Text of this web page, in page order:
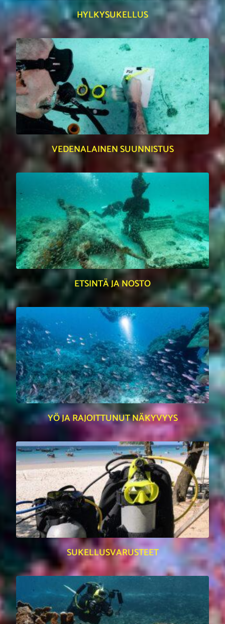
HYLKYSUKELLUS
VEDENALAINEN SUUNNISTUS
ETSINTÄ JA NOSTO
YÖ JA RAJOITTUNUT NÄKYVYYS
SUKELLUSVARUSTEET